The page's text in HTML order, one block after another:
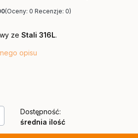
(Oceny: 0 Recenzje: 0)
ze Stali 316L.
opisu
Dostępność:
średnia ilość